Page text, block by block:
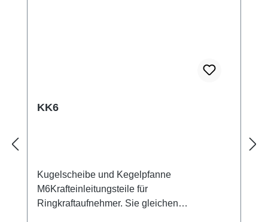
KK6
Kugelscheibe und Kegelpfanne
M6Krafteinleitungsteile für
Ringkraftaufnehmer. Sie gleichen